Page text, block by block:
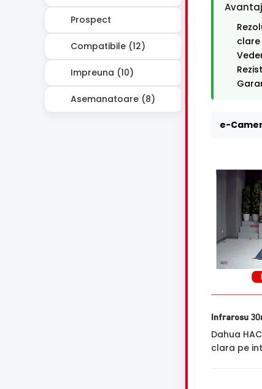
Prospect
Compatibile (12)
Impreuna (10)
Asemanatoare (8)
e-
Infrarosu
Dahua
clara pe